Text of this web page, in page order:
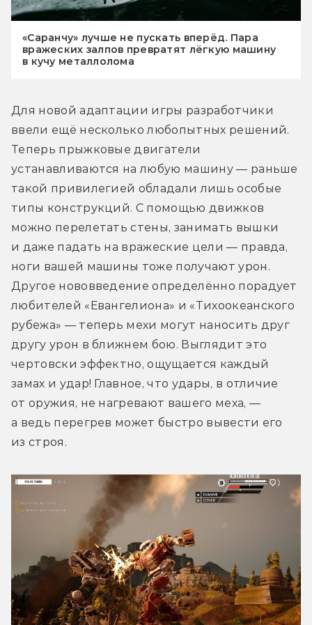
«Саранчу» лучше не пускать вперёд. Пара
вражеских залпов превратят лёгкую машину
в кучу металлолома
Для новой адаптации игры разработчики
ввели ещё несколько любопытных решений.
Теперь прыжковые двигатели
устанавливаются на любую машину — раньше
такой привилегией обладали лишь особые
типы конструкций. С помощью движков
можно перелетать стены, занимать вышки
и даже падать на вражеские цели — правда,
ноги вашей машины тоже получают урон.
Другое нововведение определённо порадует
любителей «Евангелиона» и «Тихоокеанского
рубежа» — теперь мехи могут наносить друг
другу урон в ближнем бою. Выглядит это
чертовски эффектно, ощущается каждый
замах и удар! Главное, что удары, в отличие
от оружия, не нагревают вашего меха, —
а ведь перегрев может быстро вывести его
из строя.